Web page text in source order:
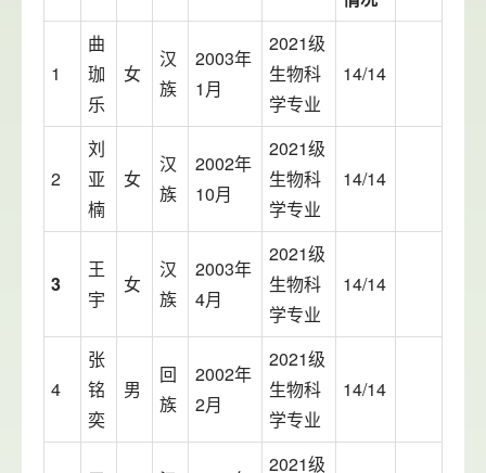
1
曲
珈
乐
女
汉
族
2003年
1月
2021级
生物科
学专业
14/14
2
刘
亚
楠
女
汉
族
2002年
10月
2021级
生物科
学专业
14/14
3
王
宇
女
汉
族
2003年
4月
2021级
生物科
学专业
14/14
4
张
铭
奕
男
回
族
2002年
2月
2021级
生物科
学专业
14/14
2021级